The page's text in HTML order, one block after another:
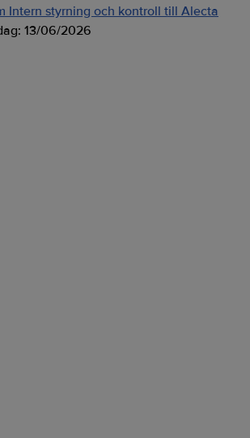
Intern styrning och kontroll till Alecta
13/06/2026